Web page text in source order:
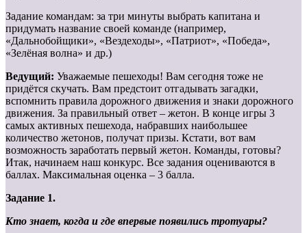
Задание командам: за три минуты выбрать капитана и
придумать название своей команде (например,
«Дальнобойщики», «Вездеходы», «Патриот», «Победа»,
«Зелёная волна» и др.)
Ведущий: Уважаемые пешеходы! Вам сегодня тоже не
придётся скучать. Вам предстоит отгадывать загадки,
вспомнить правила дорожного движения и знаки дорожного
движения. За правильный ответ – жетон. В конце игры 3
самых активных пешехода, набравших наибольшее
количество жетонов, получат призы. Кстати, вот вам
возможность заработать первый жетон. Команды, готовы?
Итак, начинаем наш конкурс. Все задания оцениваются в
баллах. Максимальная оценка – 3 балла.
Задание 1.
Кто знает, когда и где впервые появились тротуары?